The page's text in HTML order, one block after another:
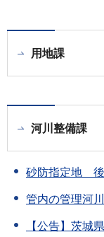
用地課
河川整備課
砂防指定地 後
管内の管理河
【公告】茨城